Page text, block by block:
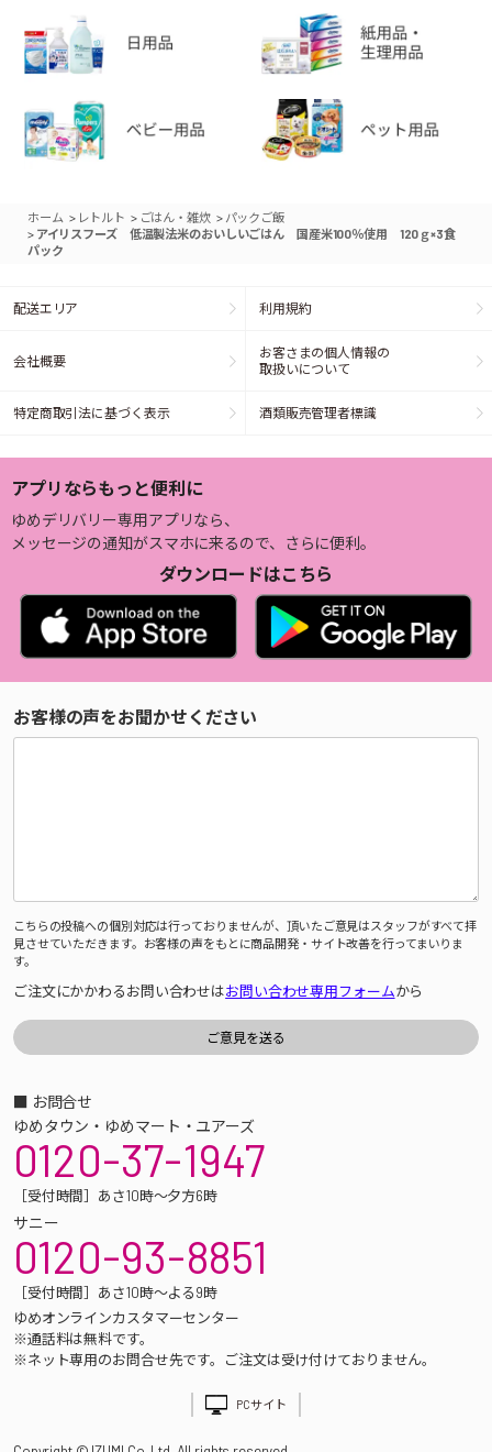
ホーム > レトルト > ごはん・雑炊 > パックご飯
> アイリスフーズ 低温製法米のおいしいごはん 国産米100％使用 120ｇ×3食
パック
配送エリア 利用規約
会社概要
お客さまの個人情報の
取扱いについて
特定商取引法に基づく表示 酒類販売管理者標識
アプリならもっと便利に
ゆめデリバリー専用アプリなら、
メッセージの通知がスマホに来るので、さらに便利。
ダウンロードはこちら
お客様の声をお聞かせください
こちらの投稿への個別対応は行っておりませんが、頂いたご意見はスタッフがすべて拝
見させていただきます。お客様の声をもとに商品開発・サイト改善を行ってまいりま
す。
ご注文にかかわるお問い合わせはお問い合わせ専用フォームから
■ お問合せ
ゆめタウン・ゆめマート・ユアーズ
0120-37-1947
［受付時間］あさ10時～夕方6時
サニー
0120-93-8851
［受付時間］あさ10時～よる9時
ゆめオンラインカスタマーセンター
※通話料は無料です。
※ネット専用のお問合せ先です。ご注文は受け付けておりません。
PCサイト